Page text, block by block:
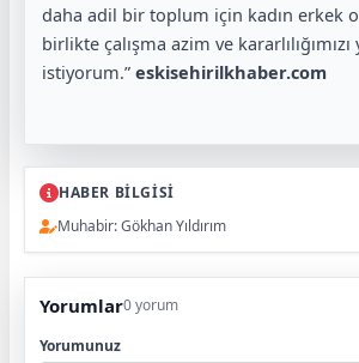
daha adil bir toplum için kadın erkek
birlikte çalışma azim ve
istiyorum.” eskisehirilkhaber.com
HABER BİLGİSİ
Muhabir: Gökhan Yıldırım
Yorumlar0 yorum
Yorumunuz